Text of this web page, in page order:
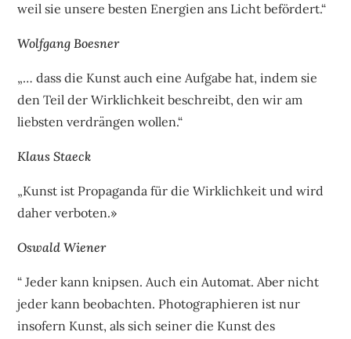
weil sie unsere besten Energien ans Licht befördert.“
Wolfgang Boesner
„… dass die Kunst auch eine Aufgabe hat, indem sie
den Teil der Wirklichkeit beschreibt, den wir am
liebsten verdrängen wollen.“
Klaus Staeck
„Kunst ist Propaganda für die Wirklichkeit und wird
daher verboten.»
Oswald Wiener
“ Jeder kann knipsen. Auch ein Automat. Aber nicht
jeder kann beobachten. Photographieren ist nur
insofern Kunst, als sich seiner die Kunst des